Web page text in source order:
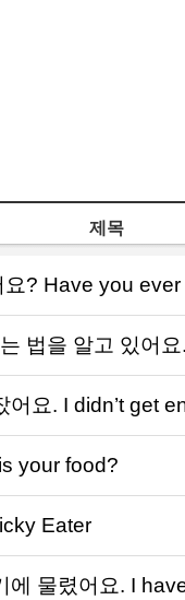
제목
? Have you
법을 알고 있어
어요. I didn’t get
your food?
Eater
에 물렸어요. I